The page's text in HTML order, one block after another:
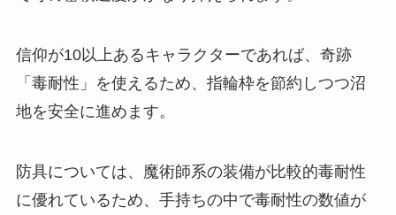
信仰が10以上あるキャラクターであれば、奇跡
「毒耐性」を使えるため、指輪枠を節約しつつ沼
地を安全に進めます。
防具については、魔術師系の装備が比較的毒耐性
に優れているため、手持ちの中で毒耐性の数値が